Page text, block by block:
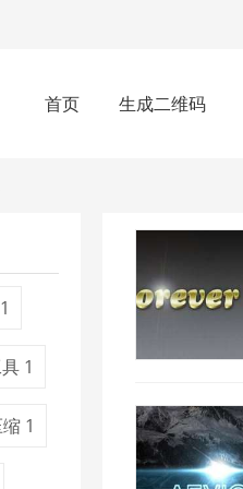
首页 生成二维码
1
1
1